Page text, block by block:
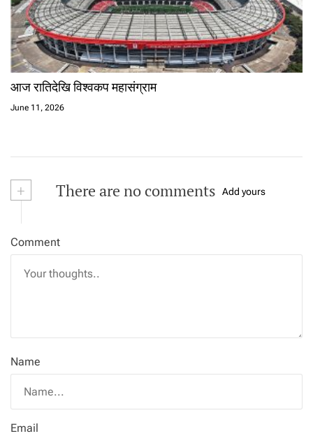
आज रातिदेखि विश्वकप महासंग्राम
June 11, 2026
+ There are no comments Add yours
Comment
Name
Email